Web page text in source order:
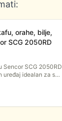
orahe, bilje,
SCG 2050RD
Sencor SCG 2050RD
idealan za sve